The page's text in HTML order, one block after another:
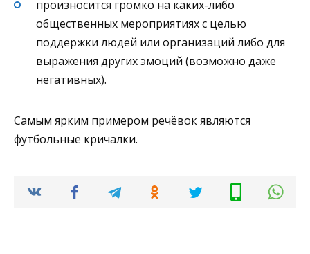
произносится громко на каких-либо
общественных мероприятиях с целью
поддержки людей или организаций либо для
выражения других эмоций (возможно даже
негативных).
Самым ярким примером речёвок являются
футбольные кричалки.